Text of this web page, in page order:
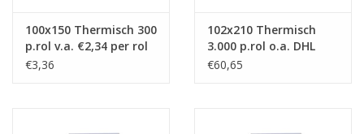
100x150 Thermisch 300
p.rol v.a. €2,34 per rol
€3,36
102x210 Thermisch
3.000 p.rol o.a. DHL
€60,65